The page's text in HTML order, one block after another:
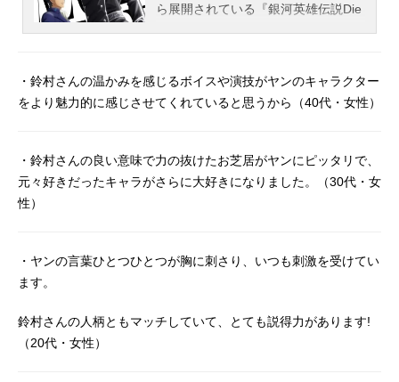
ら展開されている『銀河英雄伝説Die
ススメ記事をご紹介！『銀河英雄伝
説DieNeueThese邂逅』作品情報あら
星同盟という“専制政治”と“民主主
義”という2つの異なる政治体制を持
闘が繰り返されてきた。長らく戦争
では民主主義の弊害とも言える衆愚
・鈴村さんの温かみを感じるボイスや演技がヤンのキャラクター
をより魅力的に感じさせてくれていると思うから（40代・女性）
・鈴村さんの良い意味で力の抜けたお芝居がヤンにピッタリで、
元々好きだったキャラがさらに大好きになりました。（30代・女
性）
・ヤンの言葉ひとつひとつが胸に刺さり、いつも刺激を受けてい
ます。
鈴村さんの人柄ともマッチしていて、とても説得力があります!
（20代・女性）